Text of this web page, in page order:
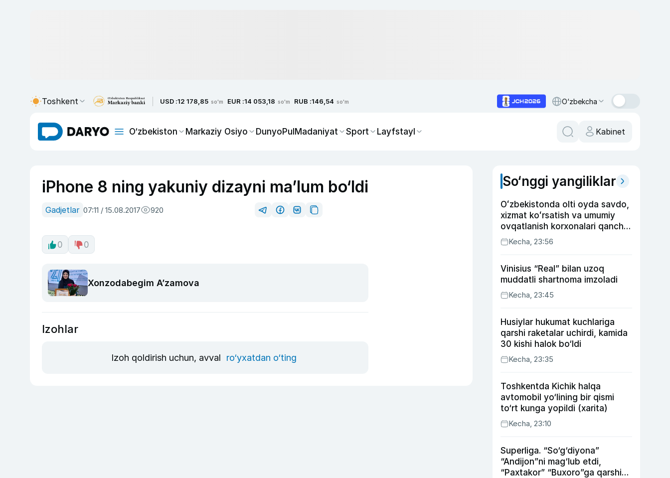
Toshkent USD :12 178,85 so'm EUR :14 053,18 so'm RUB :146,54 so'm O‘zbekcha
O‘zbekiston Markaziy Osiyo DunyoPulMadaniyat Sport Layfstayl Kabinet
iPhone 8 ning yakuniy dizayni ma’lum bo‘ldi
Gadjetlar 07:11 / 15.08.2017 920
0 0
Xonzodabegim A’zamova
Izohlar
Izoh qoldirish uchun, avval ro‘yxatdan o‘ting
So‘nggi yangiliklar
Oʻzbekistonda olti oyda savdo,
xizmat koʻrsatish va umumiy
ovqatlanish korxonalari qancha
soliq toʻlagani ochiqlandi
Kecha, 23:56
Vinisius “Real” bilan uzoq
muddatli shartnoma imzoladi
Kecha, 23:45
Husiylar hukumat kuchlariga
qarshi raketalar uchirdi, kamida
30 kishi halok bo‘ldi
Kecha, 23:35
Toshkentda Kichik halqa
avtomobil yo‘lining bir qismi
to‘rt kunga yopildi (xarita)
Kecha, 23:10
Superliga. “So‘g‘diyona”
“Andijon”ni mag‘lub etdi,
“Paxtakor” “Buxoro”ga qarshi